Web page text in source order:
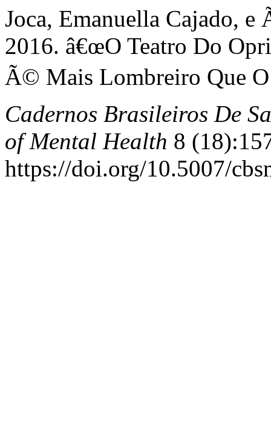
Joca, Emanuella Cajado, e
2016. â€œO Teatro Do
Ã© Mais Lombreiro Que O
Cadernos Brasileiros De
of Mental Health 8
https://doi.org/10.5007/